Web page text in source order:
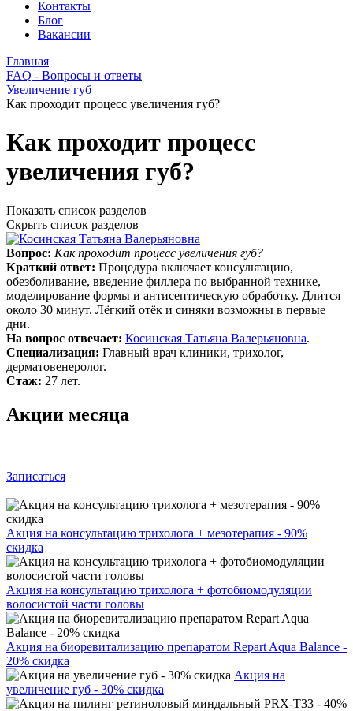
Контакты
Блог
Вакансии
Главная
FAQ - Вопросы и ответы
Увеличение губ
Как проходит процесс увеличения губ?
Как проходит процесс
увеличения губ?
Показать список разделов
Скрыть список разделов
Вопрос: Как проходит процесс увеличения губ?
Краткий ответ: Процедура включает консультацию,
обезболивание, введение филлера по выбранной технике,
моделирование формы и антисептическую обработку. Длится
около 30 минут. Лёгкий отёк и синяки возможны в первые
дни.
На вопрос отвечает: Косинская Татьяна Валерьяновна.
Специализация: Главный врач клиники, трихолог,
дерматовенеролог.
Стаж: 27 лет.
Акции месяца
Записаться
Акция на консультацию трихолога + мезотерапия - 90%
скидка
Акция на консультацию трихолога + фотобиомодуляции
волосистой части головы
Акция на биоревитализацию препаратом Repart Aqua Balance -
20% скидка
Акция на
увеличение губ - 30% скидка